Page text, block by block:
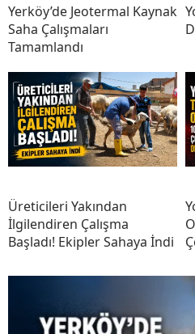
Yerköy’de Jeotermal Kaynak
Saha Çalışmaları
Tamamlandı
Üreticileri Yakından
İlgilendiren Çalışma
Başladı! Ekipler Sahaya İndi